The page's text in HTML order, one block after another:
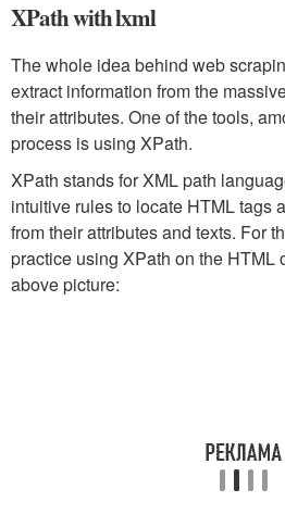
XPath with lxml
The whole idea behind web
extract information from the
their attributes. One of the tools,
process is using XPath.
XPath stands for XML path
intuitive rules to locate HTML tags
from their attributes and texts. For
practice using XPath on the HTML
above picture: